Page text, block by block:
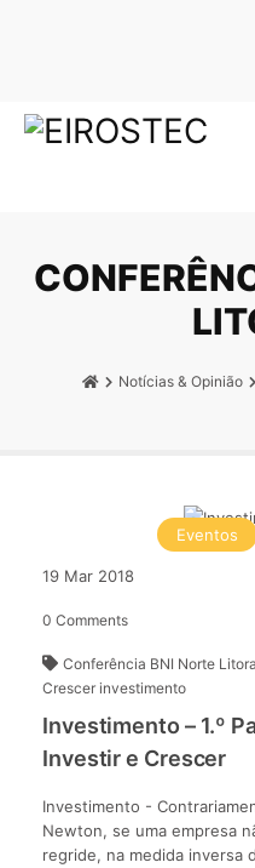
Notícias & Opinião
Eventos
19 Mar 2018
0 Comments
Conferência BNI Norte
Crescer investimento
Investimento – 1.º
Investir e Crescer
Investimento -
Newton, se uma empresa
regride, na medida inversa